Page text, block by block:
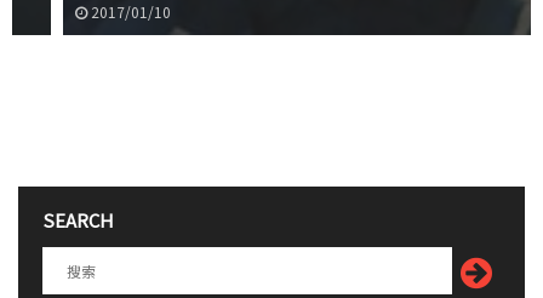
2017/01/10
SEARCH